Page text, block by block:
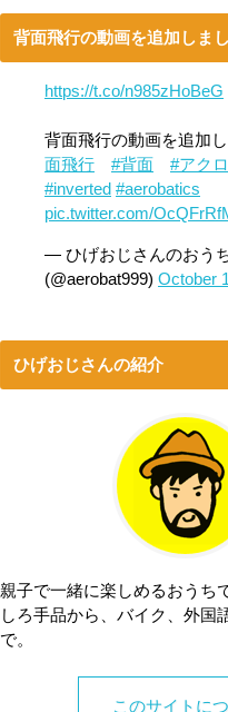
背面飛行の動画を追加しま
https://t.co/n985zHoBeG
背面飛行の動画を追加し
面飛行
#背面
#アク
#inverted #aerobatics
pic.twitter.com/
— ひげおじさんのおう
(@aerobat999) October
ひげおじさんの紹介
親子で一緒に楽しめるおうち
しろ手品から、バイク、外国
で。
このサイトに